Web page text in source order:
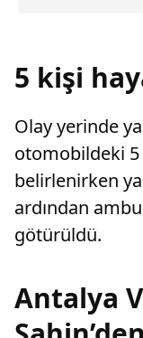
5 kişi
Olay yerinde
otomobildeki 5
belirlenirken
ardından
götürüldü.
Antalya